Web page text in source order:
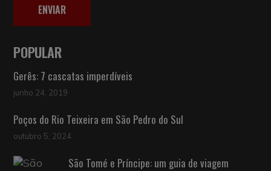
ENVIAR
POPULAR
Gerês: 7 cascatas imperdíveis
junho 24, 2019
Poços do Rio Teixeira em São Pedro do Sul
outubro 5, 2024
São Tomé e Príncipe: um guia de viagem